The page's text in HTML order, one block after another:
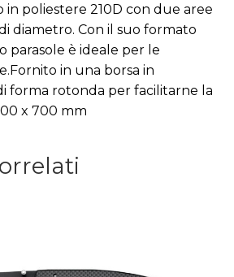
in poliestere 210D con due aree
diametro. Con il suo formato
parasole è ideale per le
in una borsa in
forma rotonda per facilitarne la
x 700 mm